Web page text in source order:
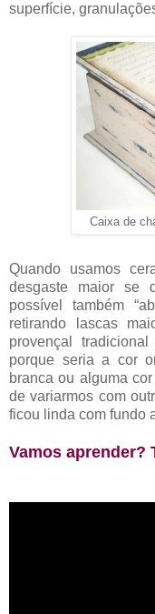
superfície,
Caixa de
Quando usamos
desgaste maior se
possível também
retirando lascas
provençal
porque seria a cor
branca ou alguma
de variarmos com
ficou linda com fundo
Vamos aprender?